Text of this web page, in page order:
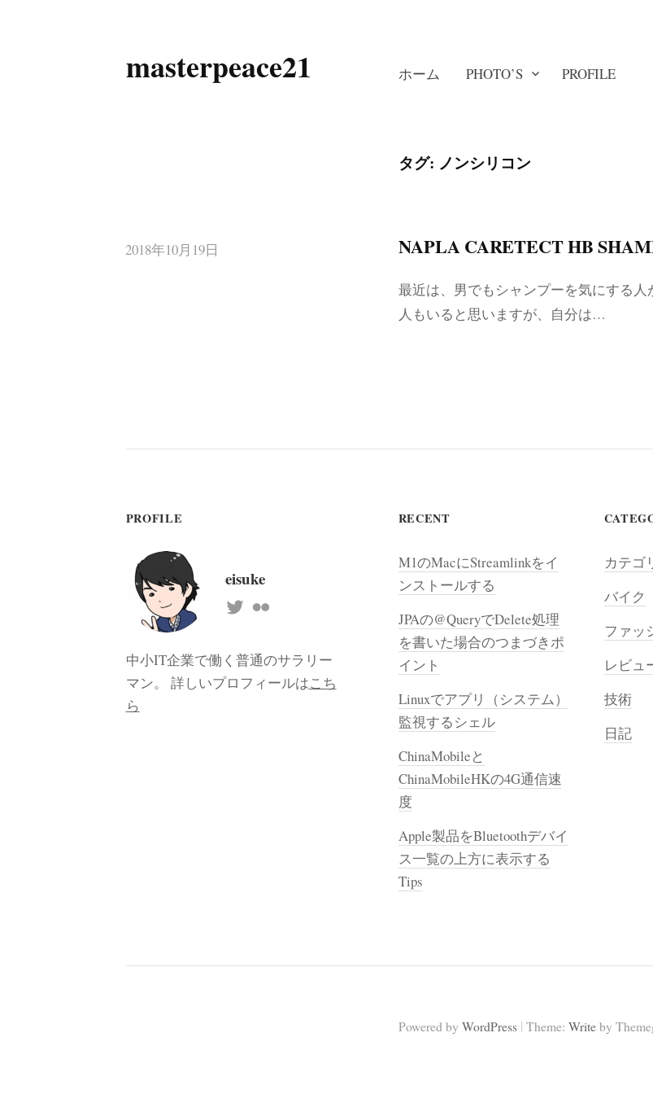
コ
キ
masterpeace21 ホーム PHOTO’S PROFILE
タグ: ノンシリコン
2018年10月19日 NAPLA CARETECT HB
最近は、男でもシャンプーを気にする
人もいると思いますが、自分は…
PROFILE
eisuke
中小IT企業で働く普通のサラリー
マン。 詳しいプロフィールはこち
ら
RECENT
M1のMacにStreamlinkをイ
ンストールする
JPAの@QueryでDelete処理
を書いた場合のつまづきポ
イント
Linuxでアプリ（システム）
監視するシェル
ChinaMobileと
ChinaMobileHKの4G通信速
度
Apple製品をBluetoothデバイ
ス一覧の上方に表示する
Tips
カテゴ
バイク
ファッ
レビュ
技術
日記
Powered by WordPress | Theme: Writeby